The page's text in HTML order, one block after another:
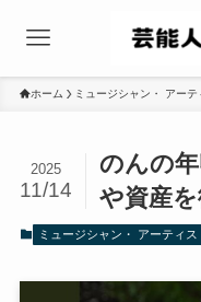
ホーム ミュージシャン・ アーテ
のんの
や資産を
2025
11/14
ミュージシャン・ アーティス